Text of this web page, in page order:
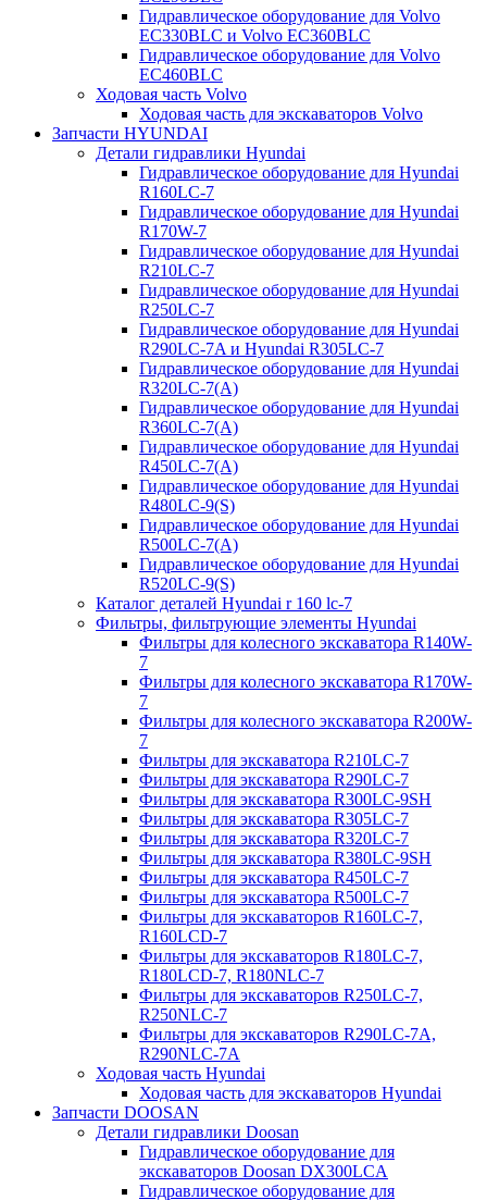
Гидравлическое оборудование для Volvo
EC330BLC и Volvo EC360BLC
Гидравлическое оборудование для Volvo
EC460BLC
Ходовая часть Volvo
Ходовая часть для экскаваторов Volvo
Запчасти HYUNDAI
Детали гидравлики Hyundai
Гидравлическое оборудование для Hyundai
R160LC-7
Гидравлическое оборудование для Hyundai
R170W-7
Гидравлическое оборудование для Hyundai
R210LC-7
Гидравлическое оборудование для Hyundai
R250LC-7
Гидравлическое оборудование для Hyundai
R290LC-7A и Hyundai R305LC-7
Гидравлическое оборудование для Hyundai
R320LC-7(A)
Гидравлическое оборудование для Hyundai
R360LC-7(A)
Гидравлическое оборудование для Hyundai
R450LC-7(A)
Гидравлическое оборудование для Hyundai
R480LC-9(S)
Гидравлическое оборудование для Hyundai
R500LC-7(A)
Гидравлическое оборудование для Hyundai
R520LC-9(S)
Каталог деталей Hyundai r 160 lc-7
Фильтры, фильтрующие элементы Hyundai
Фильтры для колесного экскаватора R140W-
7
Фильтры для колесного экскаватора R170W-
7
Фильтры для колесного экскаватора R200W-
7
Фильтры для экскаватора R210LC-7
Фильтры для экскаватора R290LC-7
Фильтры для экскаватора R300LC-9SH
Фильтры для экскаватора R305LC-7
Фильтры для экскаватора R320LC-7
Фильтры для экскаватора R380LC-9SH
Фильтры для экскаватора R450LC-7
Фильтры для экскаватора R500LC-7
Фильтры для экскаваторов R160LC-7,
R160LCD-7
Фильтры для экскаваторов R180LC-7,
R180LCD-7, R180NLC-7
Фильтры для экскаваторов R250LC-7,
R250NLC-7
Фильтры для экскаваторов R290LC-7A,
R290NLC-7A
Ходовая часть Hyundai
Ходовая часть для экскаваторов Hyundai
Запчасти DOOSAN
Детали гидравлики Doosan
Гидравлическое оборудование для
экскаваторов Doosan DX300LCA
Гидравлическое оборудование для